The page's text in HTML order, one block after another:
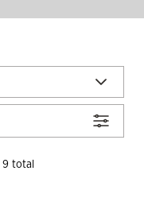
9 total